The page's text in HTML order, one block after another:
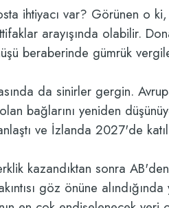
ihtiyacı var? Görünen o
arayışında olabilir.
beraberinde gümrük
da sinirler gergin.
bağlarını yeniden
ve İzlanda 2027'de
kazandıktan sonra
göz önüne alındığında